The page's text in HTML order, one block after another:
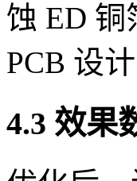
蚀 ED
PCB 设
4.3 效果